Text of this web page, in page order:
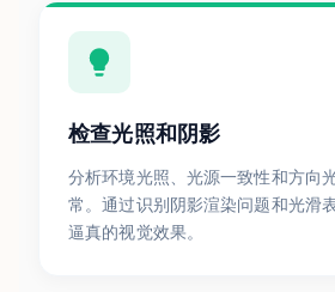
检查光照和阴影
分析环境光照、光源一致性和方向
常。通过识别阴影渲染问题和光滑
逼真的视觉效果。